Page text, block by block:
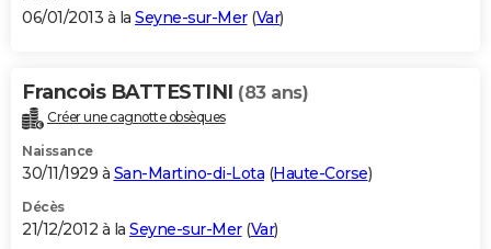
06/01/2013 à la Seyne-sur-Mer(Var)
Francois BATTESTINI (83 ans)
Créer une cagnotte obsèques
Naissance
30/11/1929 à San-Martino-di-Lota (Haute-Corse)
Décès
21/12/2012 à la Seyne-sur-Mer(Var)